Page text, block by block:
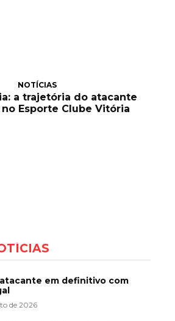
NOTÍCIAS
a trajetória do atacante
Esporte Clube Vitória
em definitivo com
de 2026